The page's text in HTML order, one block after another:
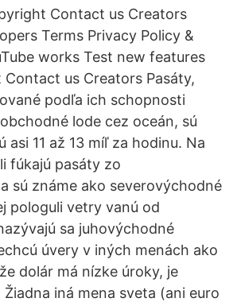
Contact us Creators
Terms Privacy Policy &
works Test new features
Contact us Creators Pasáty,
podľa ich schopnosti
lode cez oceán, sú
asi 11 až 13 míľ za hodinu. Na
fúkajú pasáty zo
sú známe ako severovýchodné
pologuli vetry vanú od
sa juhovýchodné
úvery v iných menách ako
dolár má nízke úroky, je
iná mena sveta (ani euro